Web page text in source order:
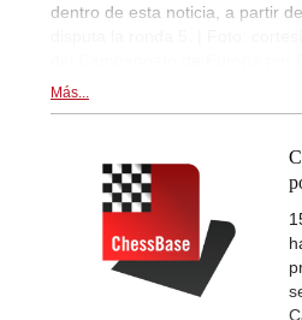
dentro de esta noticia, a partir
Más...